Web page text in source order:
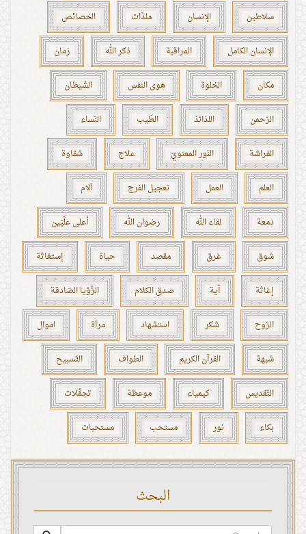
سلاطين الإنسان ملذّات الخصائص
الإنسان الكامل المراقبة ذكر الله زمان
مكان الخلوة هوى النفس الشّيطان
الرّحمن اللذائذ الطّيب النّساء
الفراشة النّور المعنويّ علاج شقاوة
العلم العمل تعجيل الفرج آلام
دمعة لقاء الله رضوان الله أعلى علِّيّين
شوق غرق مقصد حياة إستغاثة
إغاثة آية صدق الكلام الرُّؤيا الصّادقة
الرّوح شكر استشهاد مرآة اموال
شبهة القرآن الكريم الطواف التّسبيح
التّقديس كيمياء موعظة تجمُّلات
بكاء نور مستحب مستحبات
البحث